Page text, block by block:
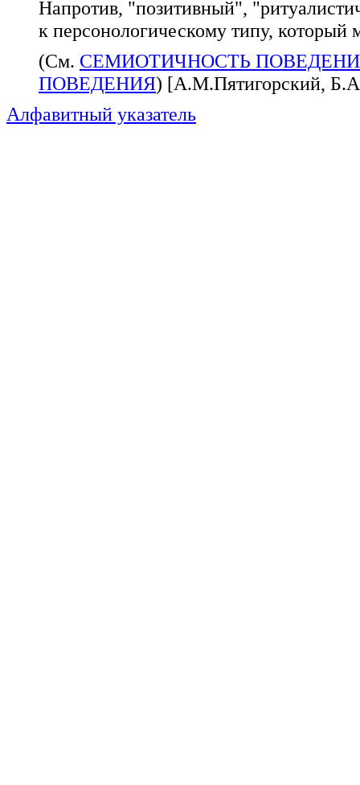
Напротив, "позитивный",
к персонологическому типу,
(См. СЕМИОТИЧНОСТЬ
ПОВЕДЕНИЯ) [А.М.Пятигорский,
Алфавитный указатель